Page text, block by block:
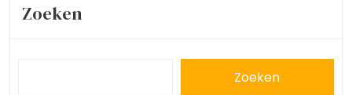
Zoeken
Zoeken